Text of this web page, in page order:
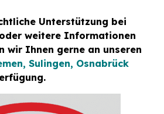
Unterstützung bei
weitere Informationen
wir Ihnen gerne an unseren
Sulingen, Osnabrück